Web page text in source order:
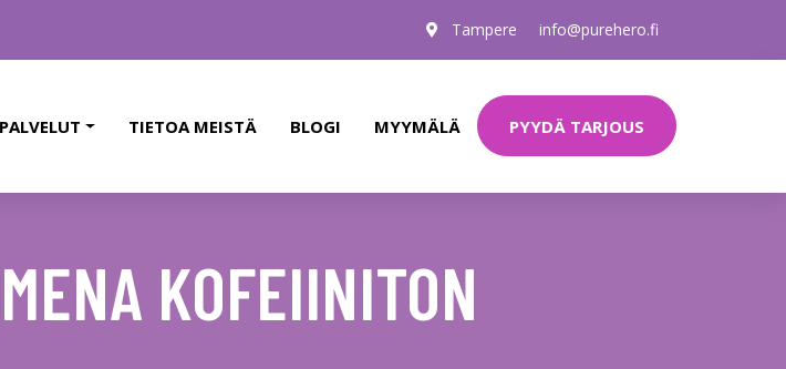
Tampere info@purehero.fi
PALVELUT TIETOA MEISTÄ BLOGI MYYMÄLÄ PYYDÄ TARJOUS
KOFEIINITON